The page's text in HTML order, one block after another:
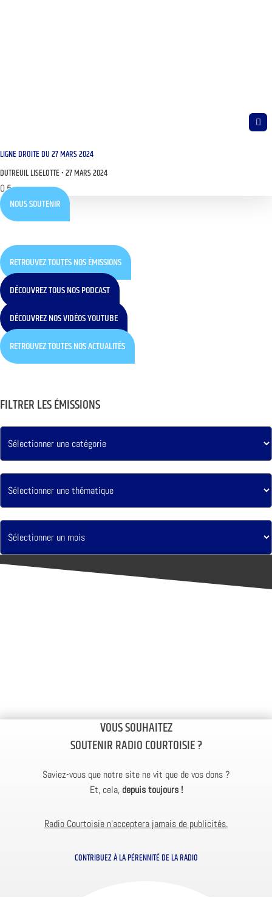
LIGNE DROITE DU 27 MARS 2024
DUTREUIL LISELOTTE 27 MARS 2024
NOUS SOUTENIR
RETROUVEZ TOUTES NOS ÉMISSIONS
DÉCOUVREZ TOUS NOS PODCAST
DÉCOUVREZ NOS VIDÉOS YOUTUBE
RETROUVEZ TOUTES NOS ACTUALITÉS
FILTRER LES ÉMISSIONS
VOUS SOUHAITEZ
SOUTENIR RADIO COURTOISIE ?
Saviez-vous que notre site ne vit que de vos dons ?
Et, cela, depuis toujours !
Radio Courtoisie n’acceptera jamais de publicités.
CONTRIBUEZ À LA PÉRENNITÉ DE LA RADIO